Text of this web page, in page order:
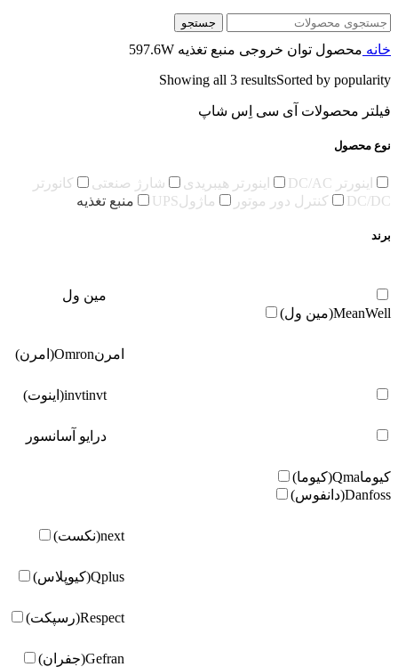
جستجو
خانه محصول توان خروجی منبع تغذیه 597.6W
Showing all 3 resultsSorted by popularity
فیلتر محصولات آی سی اِس شاپ
نوع محصول
اینورتر DC/AC اینورتر هیبریدی شارژ صنعتی
کانورتر
DC/DC
کنترل دور موتور ماژولUPS منبع تغذیه
برند
مین ول
MeanWell(مین ول)
امرنOmron(امرن)
invtinvt(اینوت)
درایو آسانسور
کیوماQma(کیوما)
Danfoss(دانفوس)
next(نکست)
Qplus(کیوپلاس)
Respect(رسپکت)
Gefran(جفران)